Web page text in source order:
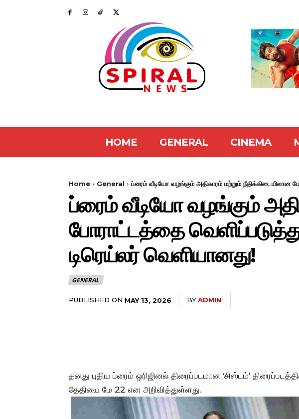
HOME GENERAL CINEMA
Home General ப்ரைம் வீடியோ வழங்கும் அதிகாரம் மற்றும் நீதிக்கிடையிலான
ப்ரைம் வீடியோ வழங்கும்
போராட்டத்தை
டிரெய்லர் வெளியானது!
GENERAL
PUBLISHED ON MAY 13, 2026 BYADMIN
தனது புதிய ப்ரைம் ஒரிஜினல் திரைப்படமான ‘சிஸ்டம்’
தேதியை மே 22 என அறிவித்துள்ளது.